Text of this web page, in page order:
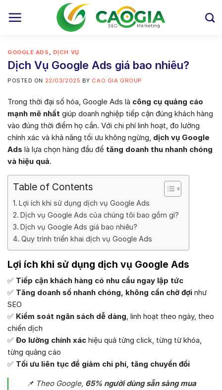
GOOGLE ADS , DỊCH VỤ
Dịch Vụ Google Ads giá bao nhiêu?
POSTED ON 22/03/2025 BY CAO GIA GROUP
Trong thời đại số hóa, Google Ads là công cụ quảng cáo
mạnh mẽ nhất giúp doanh nghiệp tiếp cận đúng khách hàng
vào đúng thời điểm họ cần. Với chi phí linh hoạt, đo lường
chính xác và khả năng tối ưu không ngừng, dịch vụ Google
Ads là lựa chọn hàng đầu để tăng doanh thu nhanh chóng
và hiệu quả.
Table of Contents
Lợi ích khi sử dụng dịch vụ Google Ads
Dịch vụ Google Ads của chúng tôi bao gồm gì?
Dịch vụ Google Ads giá bao nhiêu?
Quy trình triển khai dịch vụ Google Ads
Lợi ích khi sử dụng dịch vụ Google Ads
✅ Tiếp cận khách hàng có nhu cầu ngay lập tức
✅ Tăng doanh số nhanh chóng, không cần chờ đợi như
SEO
✅ Kiểm soát ngân sách dễ dàng, linh hoạt theo ngày, theo
chiến dịch
✅ Đo lường chính xác hiệu quả từng click, từng từ khóa,
từng quảng cáo
✅ Tối ưu liên tục để giảm chi phí, tăng chuyển đổi
📌 Theo Google, 65% người dùng sẵn sàng mua